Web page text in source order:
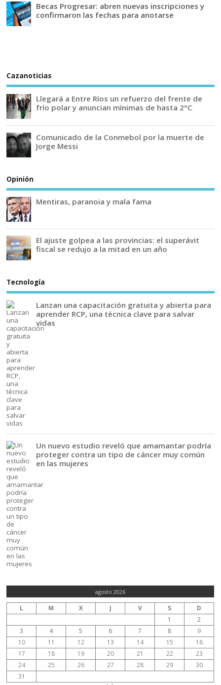
Becas Progresar: abren nuevas inscripciones y
confirmaron las fechas para anotarse
Cazanoticias
Llegará a Entre Ríos un refuerzo del frente de
frío polar y anuncian mínimas de hasta 2°C
Comunicado de la Conmebol por la muerte de
Jorge Messi
Opinión
Mentiras, paranoia y mala fama
El ajuste golpea a las provincias: el superávit
fiscal se redujo a la mitad en un año
Tecnología
Lanzan una capacitación gratuita y abierta para
aprender RCP, una técnica clave para salvar
vidas
Un nuevo estudio reveló que amamantar podría
proteger contra un tipo de cáncer muy común
en las mujeres
agosto 2026
L M X J V S
D
1
2
3
4 5 6 7 8
9
10
11 12 13 14 15
16
17
18 19 20 21 22
23
24
25 26 27 28 29
30
31